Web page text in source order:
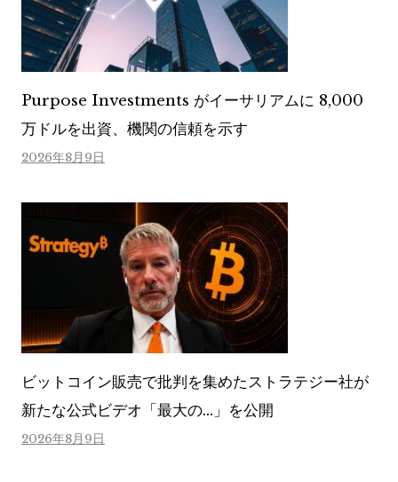
Purpose Investments がイーサリアムに 8,000
万ドルを出資、機関の信頼を示す
2026年8月9日
ビットコイン販売で批判を集めたストラテジー社が
新たな公式ビデオ「最大の…」を公開
2026年8月9日